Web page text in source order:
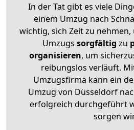
In der Tat gibt es viele
einem Umzug nach
wichtig, sich Zeit zu nehmen,
Umzugs sorgfältig zu
organisieren, um
reibungslos verläuft.
Umzugsfirma kann ein
Umzug von Düsseldorf
erfolgreich durchgeführt
sorgen